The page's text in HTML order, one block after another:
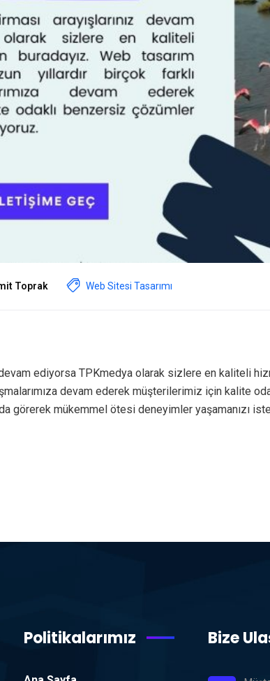
Toprak Web Sitesi Tasarımı
ediyorsa TPKmedya olarak sizlere en kaliteli
devam ederek müşterilerimiz için kalite
görerek mükemmel ötesi deneyimler yaşamanızı
Politikalarımız Bize